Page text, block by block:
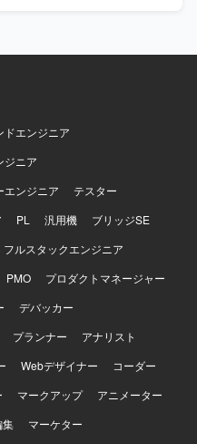
行っていただきます。開
ら、社内関係者との合意
にプロジェクトを前に進
抜け漏れのない要件整理
ホルダーとのコミュニケ
や経営層向け説明をリー
また、資料作成や課題管
選定といった上流フェー
と業務システム・基幹シ
トであるため、業務理解
ップが可能です。また、
通じて、経営層向けのプ
の作成・更新を行ってい
ドエンジニア
ジニア
エンジニア
テスター
PL 汎用機
ブリッジSE
フルスタックエンジニア
PMO
プロダクトマネージャー
デバッカー
プランナー
アナリスト
Webデザイナー
コーダー
マークアップ
アニメーター
集
マーケター